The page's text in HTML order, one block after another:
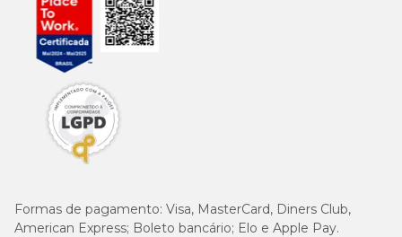
Formas de pagamento: Visa, MasterCard, Diners Club,
American Express; Boleto bancário; Elo e Apple Pay.